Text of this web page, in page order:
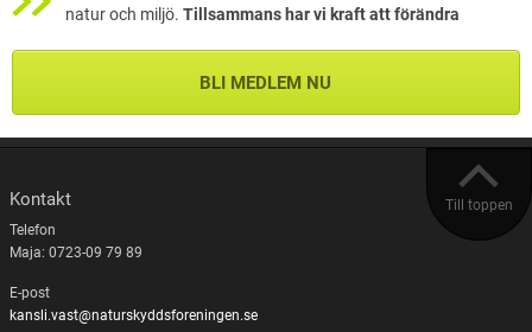
natur och miljö. Tillsammans har vi kraft att förändra
BLI MEDLEM NU
Till toppen
Kontakt
Telefon
Maja: 0723-09 79 89
E-post
kansli.vast@naturskyddsforeningen.se